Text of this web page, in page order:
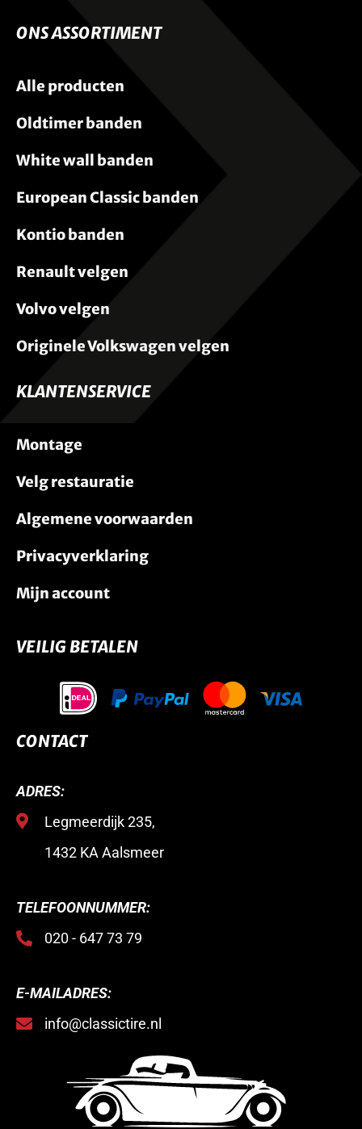
ONS ASSORTIMENT
Alle producten
Oldtimer banden
White wall banden
European Classic banden
Kontio banden
Renault velgen
Volvo velgen
Originele Volkswagen velgen
KLANTENSERVICE
Montage
Velg restauratie
Algemene voorwaarden
Privacyverklaring
Mijn account
VEILIG BETALEN
CONTACT
ADRES:
Legmeerdijk 235,
1432 KA Aalsmeer
TELEFOONNUMMER:
020 - 647 73 79
E-MAILADRES:
info@classictire.nl